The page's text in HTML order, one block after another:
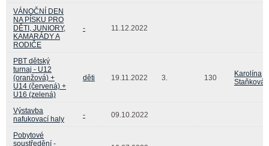
VÁNOČNÍ DEN
NA PÍSKU PRO
DĚTI, JUNIORY,
KAMARÁDY A
RODIČE
- 11.12.2022
PBT dětský
turnaj - U12
(oranžová) +
U14 (červená) +
U16 (zelená)
děti 19.11.2022 3. 130
Karolína
Staňková
Výstavba
nafukovací haly
- 09.10.2022
Pobytové
soustředění -